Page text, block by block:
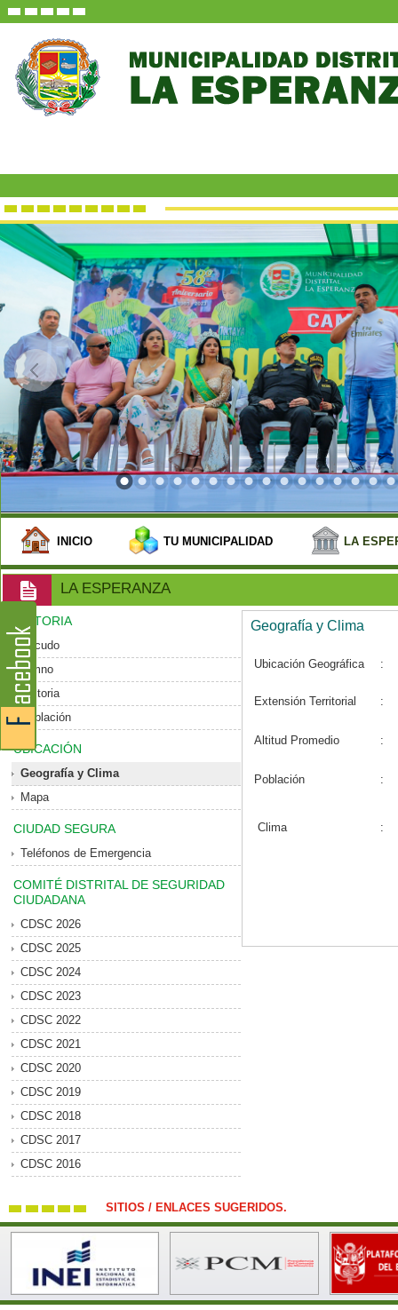
INICIO TU MUNICIPALIDAD LA
LA ESPERANZA
HISTORIA
Escudo
Himno
Historia
Población
UBICACIÓN
Geografía y Clima
Mapa
CIUDAD SEGURA
Teléfonos de Emergencia
COMITÉ DISTRITAL DE SEGURIDAD
CIUDADANA
CDSC 2026
CDSC 2025
CDSC 2024
CDSC 2023
CDSC 2022
CDSC 2021
CDSC 2020
CDSC 2019
CDSC 2018
CDSC 2017
CDSC 2016
Geografía y Clima
Ubicación Geográfica :
Extensión Territorial :
Altitud Promedio :
Población :
Clima :
SITIOS / ENLACES SUGERIDOS.